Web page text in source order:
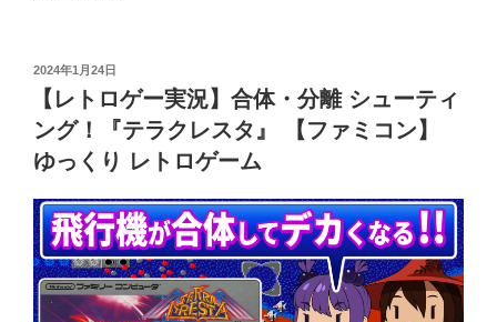
ゲ
ー
実
況】
元
祖
光
り
の
４
投
日:
2024年1月24日
【レトロゲー実況】合体・分離 シューティ
ング！『テラクレスタ』 【ファミコン】
ゆっくり レトロゲーム